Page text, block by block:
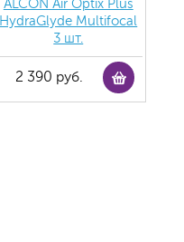
ALCON Air Optix Plus
HydraGlyde Multifocal
3 шт.
2 390 руб.